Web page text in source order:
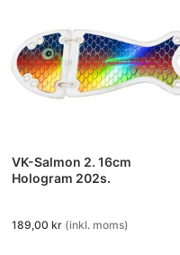
VK-Salmon 2. 16cm
Hologram 202s.
189,00kr (inkl. moms)